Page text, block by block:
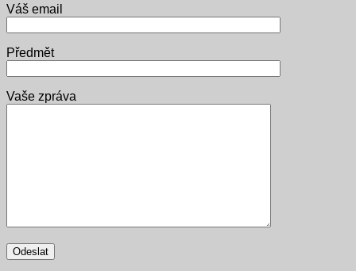
Váš email
Předmět
Vaše zpráva